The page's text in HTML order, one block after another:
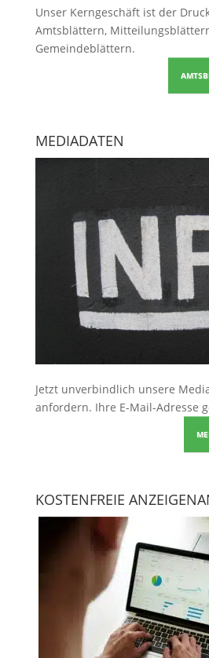
Unser Kerngeschäft ist der
Amtsblättern,
Gemeindeblättern.
MEDIADATEN
Jetzt unverbindlich unsere
anfordern. Ihre E-Mail-Adresse
KOSTENFREIE